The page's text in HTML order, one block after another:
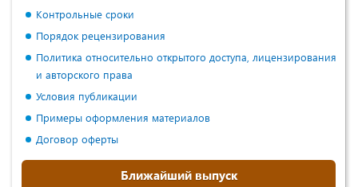
Контрольные сроки
Порядок рецензирования
Политика относительно открытого доступа, лицензирования
и авторского права
Условия публикации
Примеры оформления материалов
Договор оферты
Ближайший выпуск